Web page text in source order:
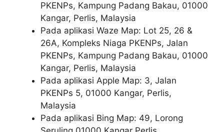
PKENPs, Kampung Padang Bakau, 01000
Kangar, Perlis, Malaysia
Pada aplikasi Waze Map: Lot 25, 26 &
26A, Kompleks Niaga PKENPs, Jalan
PKENPs, Kampung Padang Bakau, 01000
Kangar, Perlis, Malaysia
Pada aplikasi Apple Map: 3, Jalan
PKENPs 5, 01000 Kangar, Perlis,
Malaysia
Pada aplikasi Bing Map: 49, Lorong